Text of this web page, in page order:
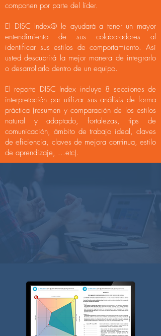
componen por parte del líder.
El DISC Index® le ayudará a tener un mayor
entendimiento de sus colaboradores al
identificar sus estilos de comportamiento. Así
usted descubrirá la mejor manera de integrarlo
o desarrollarlo dentro de un equipo.
El reporte DISC Index incluye 8 secciones de
interpretación par utilizar sus análisis de forma
práctica (resumen y comparación de los estilos
natural y adaptado, fortalezas, tips de
comunicación, ámbito de trabajo ideal, claves
de eficiencia, claves de mejora continua, estilo
de aprendizaje, ...etc).